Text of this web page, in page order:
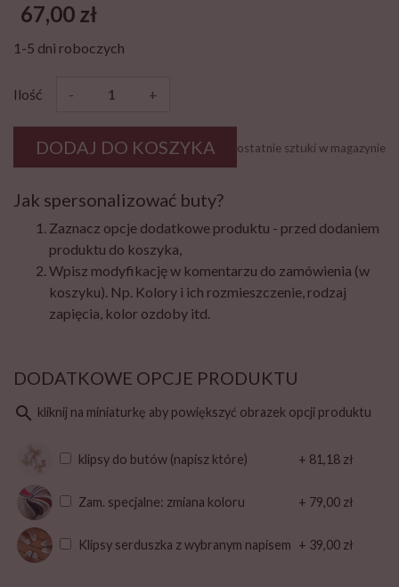
67,00 zł
1-5 dni roboczych
Ilość - +
DODAJ DO KOSZYKA ostatnie sztuki w magazynie
Jak spersonalizować buty?
Zaznacz opcje dodatkowe produktu - przed dodaniem
produktu do koszyka,
Wpisz modyfikację w komentarzu do zamówienia (w
koszyku). Np. Kolory i ich rozmieszczenie, rodzaj
zapięcia, kolor ozdoby itd.
DODATKOWE OPCJE PRODUKTU
search kliknij na miniaturkę aby powiększyć obrazek opcji produktu
klipsy do butów (napisz które) + 81,18 zł
Zam. specjalne: zmiana koloru + 79,00 zł
Klipsy serduszka z wybranym napisem + 39,00 zł